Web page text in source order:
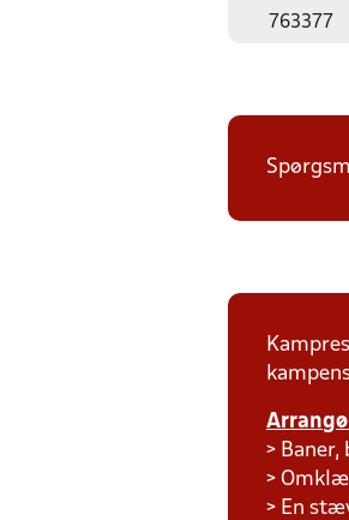
763377
>
>
> En